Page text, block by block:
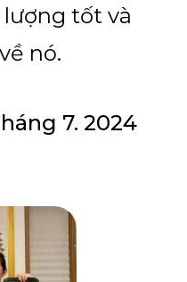
tốt và
nó.
7. 2024